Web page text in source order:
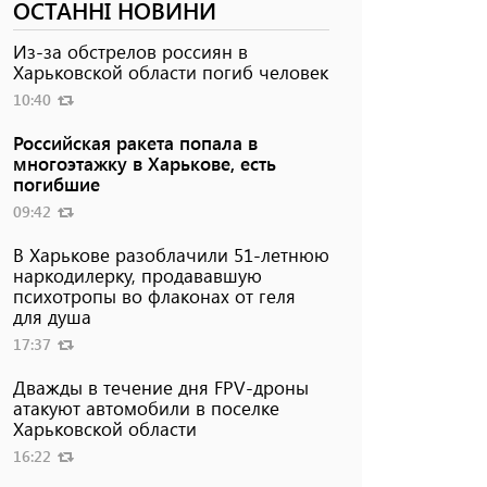
ОСТАННІ НОВИНИ
Из-за обстрелов россиян в
Харьковской области погиб человек
10:40
Российская ракета попала в
многоэтажку в Харькове, есть
погибшие
09:42
В Харькове разоблачили 51-летнюю
наркодилерку, продававшую
психотропы во флаконах от геля
для душа
17:37
Дважды в течение дня FPV-дроны
атакуют автомобили в поселке
Харьковской области
16:22